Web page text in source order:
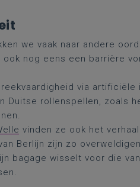
we vaak naar andere
nog eens een barrière
via
Duitse rollenspellen, zoals
vinden ze ook het
Berlijn zijn zo
bagage wisselt voor die